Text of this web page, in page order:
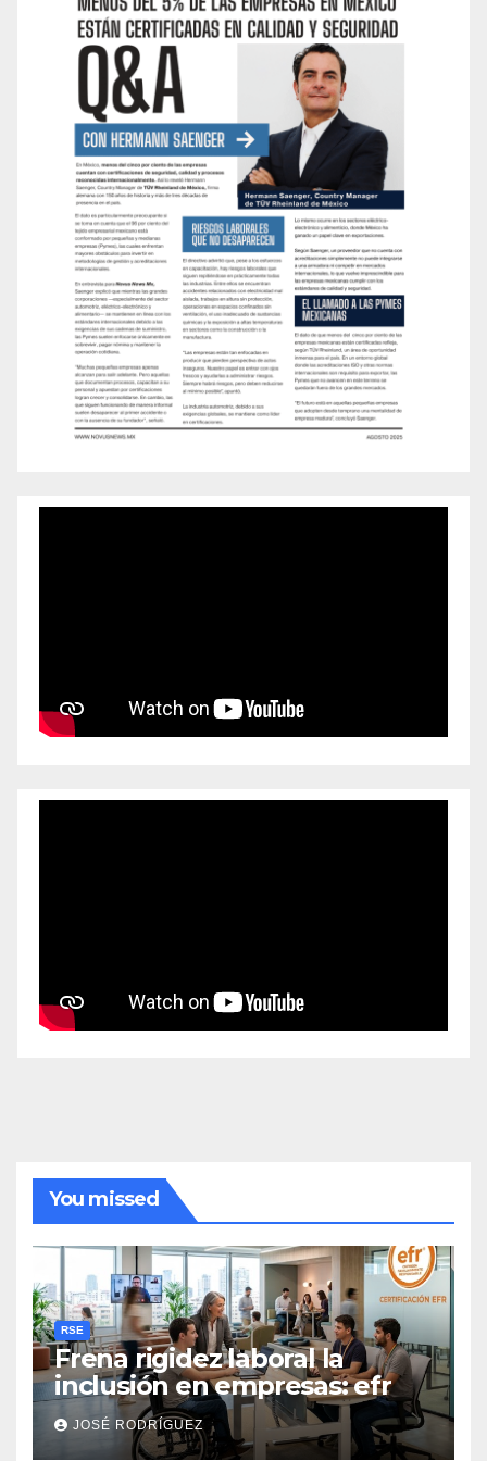
You missed
RSE
Frena rigidez laboral la
inclusión en empresas: efr
JOSÉ RODRÍGUEZ